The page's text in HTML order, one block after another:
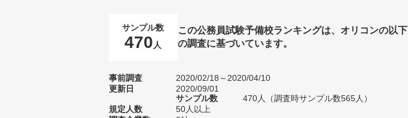
サンプル数
470 人
この公務員試験予備校ランキングは、オリコンの以下
の調査に基づいています。
事前調査
2020/02/18～2020/04/10
更新日
2020/09/01
サンプル数
470人（調査時サンプル数565人）
規定人数
50人以上